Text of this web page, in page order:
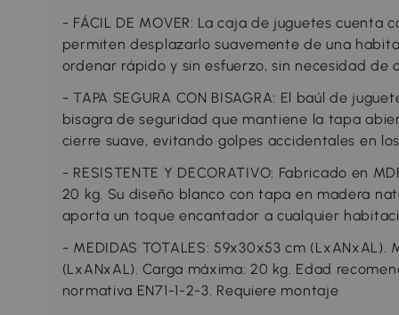
- FÁCIL DE MOVER: La caja de juguetes cuenta
permiten desplazarlo suavemente de una
ordenar rápido y sin esfuerzo, sin necesidad de
- TAPA SEGURA CON BISAGRA: El baúl de
bisagra de seguridad que mantiene la tapa
cierre suave, evitando golpes accidentales en
- RESISTENTE Y DECORATIVO: Fabricado en
20 kg. Su diseño blanco con tapa en madera
aporta un toque encantador a cualquier
- MEDIDAS TOTALES: 59x30x53 cm
(LxANxAL). Carga máxima: 20 kg. Edad
normativa EN71-1-2-3. Requiere montaje